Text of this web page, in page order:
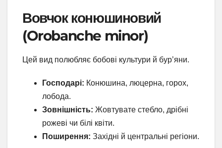
Вовчок конюшиновий
(Orobanche minor)
Цей вид полюбляє бобові культури й бур’яни.
Господарі: Конюшина, люцерна, горох,
лобода.
Зовнішність: Жовтувате стебло, дрібні
рожеві чи білі квіти.
Поширення: Західні й центральні регіони.